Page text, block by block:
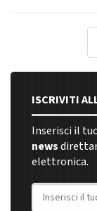
ISCRIVITI
Inserisci il
news
elettronica.
Indirizzo